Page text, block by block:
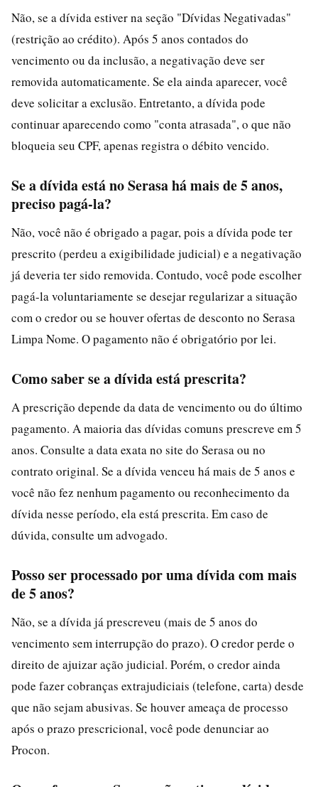
Não, se a dívida estiver na seção "Dívidas Negativadas"
(restrição ao crédito). Após 5 anos contados do
vencimento ou da inclusão, a negativação deve ser
removida automaticamente. Se ela ainda aparecer, você
deve solicitar a exclusão. Entretanto, a dívida pode
continuar aparecendo como "conta atrasada", o que não
bloqueia seu CPF, apenas registra o débito vencido.
Se a dívida está no Serasa há mais de 5 anos,
preciso pagá-la?
Não, você não é obrigado a pagar, pois a dívida pode ter
prescrito (perdeu a exigibilidade judicial) e a negativação
já deveria ter sido removida. Contudo, você pode escolher
pagá-la voluntariamente se desejar regularizar a situação
com o credor ou se houver ofertas de desconto no Serasa
Limpa Nome. O pagamento não é obrigatório por lei.
Como saber se a dívida está prescrita?
A prescrição depende da data de vencimento ou do último
pagamento. A maioria das dívidas comuns prescreve em 5
anos. Consulte a data exata no site do Serasa ou no
contrato original. Se a dívida venceu há mais de 5 anos e
você não fez nenhum pagamento ou reconhecimento da
dívida nesse período, ela está prescrita. Em caso de
dúvida, consulte um advogado.
Posso ser processado por uma dívida com mais
de 5 anos?
Não, se a dívida já prescreveu (mais de 5 anos do
vencimento sem interrupção do prazo). O credor perde o
direito de ajuizar ação judicial. Porém, o credor ainda
pode fazer cobranças extrajudiciais (telefone, carta) desde
que não sejam abusivas. Se houver ameaça de processo
após o prazo prescricional, você pode denunciar ao
Procon.